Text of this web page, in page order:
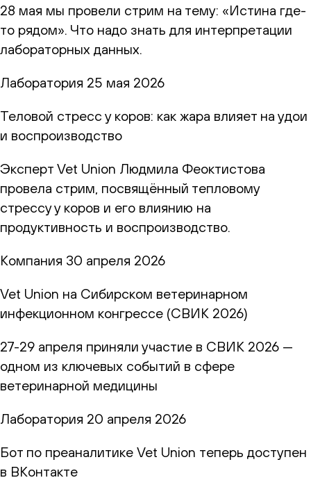
28 мая мы провели стрим на тему: «Истина где-
то рядом». Что надо знать для интерпретации
лабораторных данных.
Лаборатория 25 мая 2026
Теловой стресс у коров: как жара влияет на удои
и воспроизводство
Эксперт Vet Union Людмила Феоктистова
провела стрим, посвящённый тепловому
стрессу у коров и его влиянию на
продуктивность и воспроизводство.
Компания 30 апреля 2026
Vet Union на Сибирском ветеринарном
инфекционном конгрессе (СВИК 2026)
27-29 апреля приняли участие в СВИК 2026 —
одном из ключевых событий в сфере
ветеринарной медицины
Лаборатория 20 апреля 2026
Бот по преаналитике Vet Union теперь доступен
в ВКонтакте